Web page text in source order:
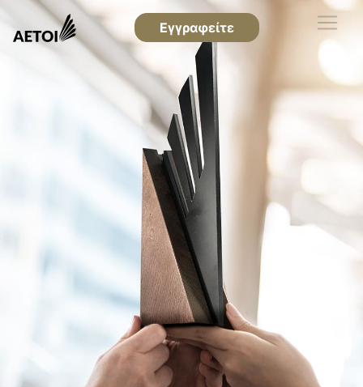
Εγγραφείτε